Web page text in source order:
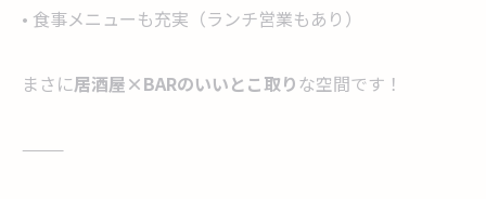
• 食事メニューも充実（ランチ営業もあり）
まさに居酒屋×BARのいいとこ取りな空間です！
⸻